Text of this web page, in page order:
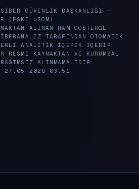
GÜVENLIK BAŞKANLIĞI —
(ESKI USOM)
ALINAN HAM GÖSTERGE
TARAFINDAN OTOMATIK
ANALITIK IÇERIK IÇERIR.
RESMI KAYNAKTAN VE KURUMSAL
ALINMAMALIDIR.
27.05.2026 03:51